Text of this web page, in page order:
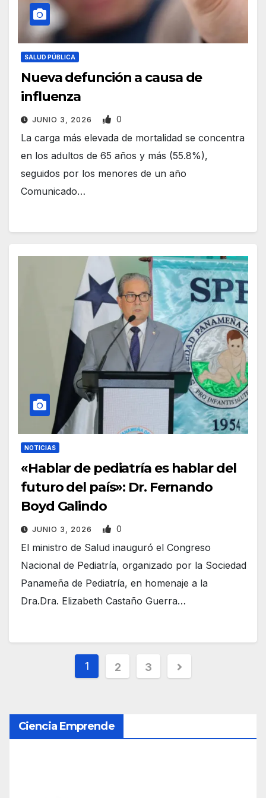
SALUD PÚBLICA
Nueva defunción a causa de
influenza
JUNIO 3, 2026 0
La carga más elevada de mortalidad se concentra
en los adultos de 65 años y más (55.8%),
seguidos por los menores de un año
Comunicado…
NOTICIAS
«Hablar de pediatría es hablar del
futuro del país»: Dr. Fernando
Boyd Galindo
JUNIO 3, 2026 0
El ministro de Salud inauguró el Congreso
Nacional de Pediatría, organizado por la Sociedad
Panameña de Pediatría, en homenaje a la
Dra.Dra. Elizabeth Castaño Guerra…
g
i
1 2 3
Ciencia Emprende